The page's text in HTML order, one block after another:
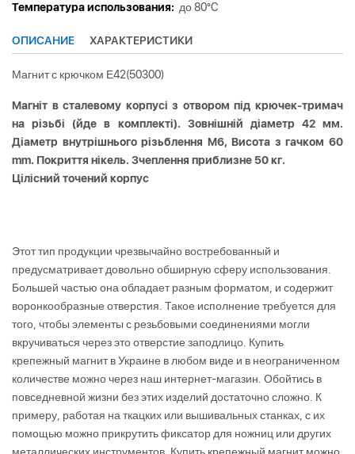
Tемпература использования: до 80°C
ОПИСАНИЕ ХАРАКТЕРИСТИКИ
Магнит с крючком Е42(50300)
Магніт в сталевому корпусі з отвором під крючек-тримач
на різьбі (йде в комплекті). Зовнішній діаметр 42 мм.
Діаметр внутрішнього різьблення M6, Висота з гачком 60
mm. Покриття нікель. Зчеплення приблизне 50 кг.
Цілісний точений корпус
Этот тип продукции чрезвычайно востребованный и
предусматривает довольно обширную сферу использования.
Большей частью она обладает разным форматом, и содержит
воронкообразные отверстия. Такое исполнение требуется для
того, чтобы элементы с резьбовыми соединениями могли
вкручиваться через это отверстие заподлицо. Купить
крепежный магнит в Украине в любом виде и в неограниченном
количестве можно через наш интернет-магазин. Обойтись в
повседневной жизни без этих изделий достаточно сложно. К
примеру, работая на ткацких или вышивальных станках, с их
помощью можно прикрутить фиксатор для ножниц или других